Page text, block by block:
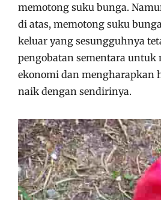
memotong suku bunga.
di atas, memotong suku
keluar yang sesungguhnya
pengobatan sementara untuk
ekonomi dan mengharapkan
naik dengan sendirinya.